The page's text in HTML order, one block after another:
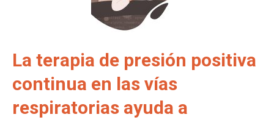
La terapia de presión positiva
continua en las vías
respiratorias ayuda a